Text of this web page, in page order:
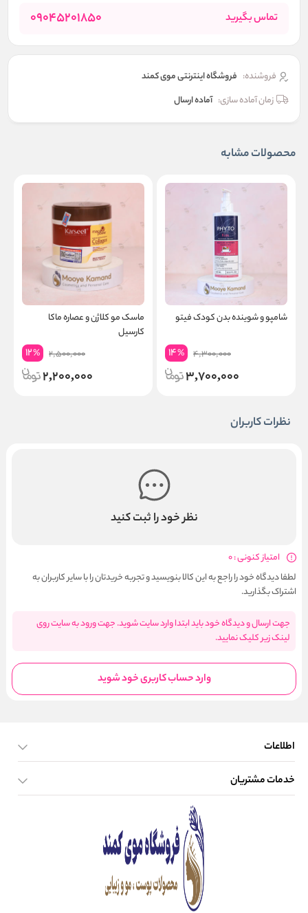
تماس بگیرید 09045201850
فروشنده: فروشگاه اینترنتی موی کمند
زمان آماده سازی: آماده ارسال
محصولات مشابه
شامپو و شوینده بدن کودک فیتو
4,300,000
14%
3,700,000
ماسک مو کلاژن و عصاره ماکا
کارسیل
2,500,000
12%
2,200,000
نظرات کاربران
نظر خود را ثبت کنید
امتیاز کنونی : 0
لطفا دیدگاه خود را راجع به این کالا بنویسید و تجربه خریدتان را با سایر کاربران به
اشتراک بگذارید.
جهت ارسال و دیدگاه خود باید ابتدا وارد سایت شوید. جهت ورود به سایت روی
لینک زیر کلیک نمایید.
وارد حساب کاربری خود شوید
اطلاعات
صفحه اصلی
خدمات مشتریان